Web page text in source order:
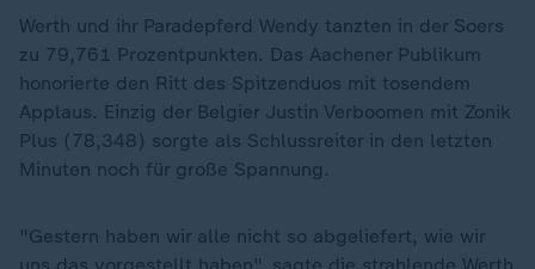
Werth und ihr Paradepferd Wendy tanzten in der Soers
zu 79,761 Prozentpunkten. Das Aachener Publikum
honorierte den Ritt des Spitzenduos mit tosendem
Applaus. Einzig der Belgier Justin Verboomen mit Zonik
Plus (78,348) sorgte als Schlussreiter in den letzten
Minuten noch für große Spannung.
"Gestern haben wir alle nicht so abgeliefert, wie wir